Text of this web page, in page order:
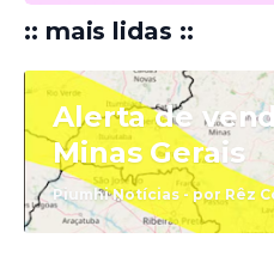
:: mais lidas ::
Alerta de
Minas Gerais
Piumhi Notícias - por Rêz